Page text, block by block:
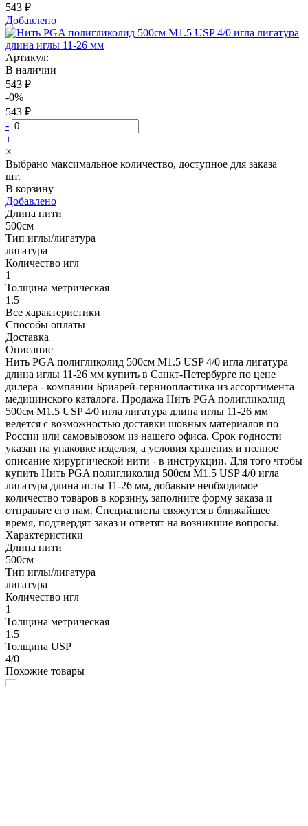
543 ₽
Добавлено
Артикул:
В наличии
543 ₽
-0%
543 ₽
-
+
×
Выбрано максимальное количество, доступное для заказа
шт.
В корзину
Добавлено
Длина нити
500см
Тип иглы/лигатура
лигатура
Количество игл
1
Толщина метрическая
1.5
Все характеристики
Способы оплаты
Доставка
Описание
Нить PGA полигликолид 500см М1.5 USP 4/0 игла лигатура
длина иглы 11-26 мм купить в Санкт-Петербурге по цене
дилера - компании Бриарей-герниопластика из ассортимента
медицинского каталога. Продажа Нить PGA полигликолид
500см М1.5 USP 4/0 игла лигатура длина иглы 11-26 мм
ведется с возможностью доставки шовных материалов по
России или самовывозом из нашего офиса. Срок годности
указан на упаковке изделия, а условия хранения и полное
описание хирургической нити - в инструкции. Для того чтобы
купить Нить PGA полигликолид 500см М1.5 USP 4/0 игла
лигатура длина иглы 11-26 мм, добавьте необходимое
количество товаров в корзину, заполните форму заказа и
отправьте его нам. Специалисты свяжутся в ближайшее
время, подтвердят заказ и ответят на возникшие вопросы.
Характеристики
Длина нити
500см
Тип иглы/лигатура
лигатура
Количество игл
1
Толщина метрическая
1.5
Толщина USP
4/0
Похожие товары